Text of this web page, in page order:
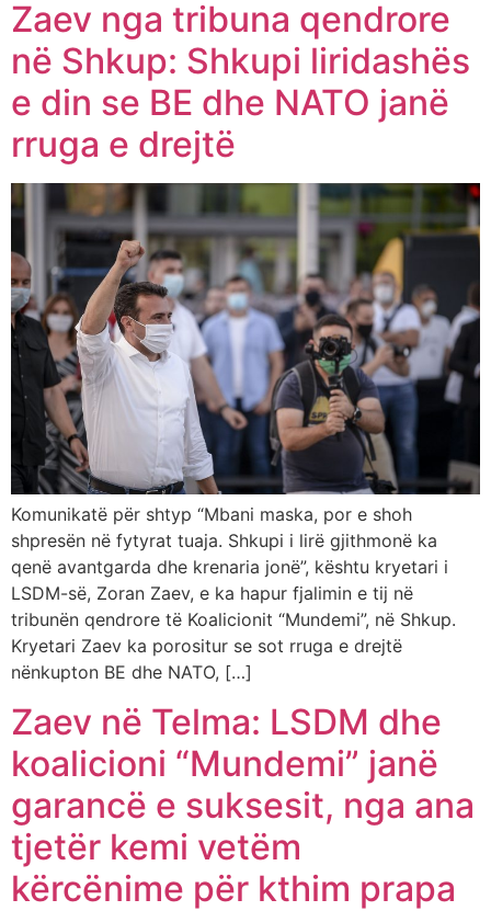
Zaev nga tribuna qendrore
në Shkup: Shkupi liridashës
e din se BE dhe NATO janë
rruga e drejtë
Komunikatë për shtyp “Mbani maska, por e shoh
shpresën në fytyrat tuaja. Shkupi i lirë gjithmonë ka
qenë avantgarda dhe krenaria jonë”, kështu kryetari i
LSDM-së, Zoran Zaev, e ka hapur fjalimin e tij në
tribunën qendrore të Koalicionit “Mundemi”, në Shkup.
Kryetari Zaev ka porositur se sot rruga e drejtë
nënkupton BE dhe NATO, […]
Zaev në Telma: LSDM dhe
koalicioni “Mundemi” janë
garancë e suksesit, nga ana
tjetër kemi vetëm
kërcënime për kthim prapa